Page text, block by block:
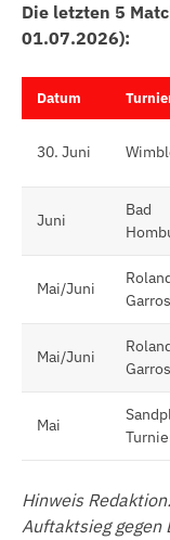
Die letzten 5
01.07.2026):
Datum
30. Juni
Juni
Bad
Mai/Juni
Garros
Mai/Juni
Garros
Mai
Hinweis
Auftaktsieg gegen